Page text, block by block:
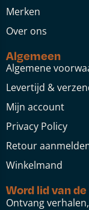
Merken
Over ons
Algemeen
Algemene
Levertijd &
Mijn account
Privacy Policy
Retour
Winkelmand
Word lid van
Ontvang